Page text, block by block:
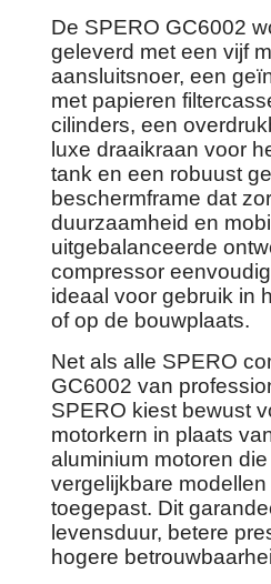
De SPERO GC6002
geleverd met een vijf
aansluitsnoer, een
met papieren
cilinders, een
luxe draaikraan voor
tank en een robuust
beschermframe dat
duurzaamheid en
uitgebalanceerde
compressor
ideaal voor gebruik in
of op de bouwplaats.
Net als alle SPERO
GC6002 van
SPERO kiest bewust
motorkern in plaats
aluminium motoren
vergelijkbare
toegepast. Dit
levensduur, betere
hogere